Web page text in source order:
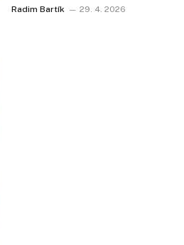
Radim Bartík 29. 4. 2026